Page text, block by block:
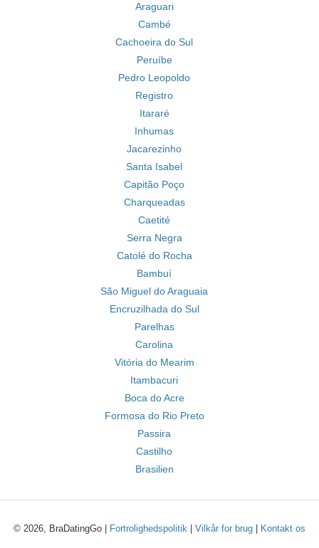
Araguari
Cambé
Cachoeira do Sul
Peruíbe
Pedro Leopoldo
Registro
Itararé
Inhumas
Jacarezinho
Santa Isabel
Capitão Poço
Charqueadas
Caetité
Serra Negra
Catolé do Rocha
Bambuí
São Miguel do Araguaia
Encruzilhada do Sul
Parelhas
Carolina
Vitória do Mearim
Itambacuri
Boca do Acre
Formosa do Rio Preto
Passira
Castilho
Brasilien
© 2026, BraDatingGo | Fortrolighedspolitik Vilkår for brug Kontakt os